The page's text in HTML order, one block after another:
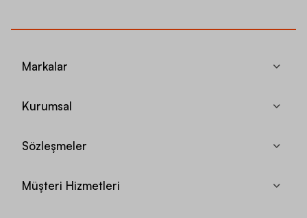
Markalar
Kurumsal
Sözleşmeler
Müşteri Hizmetleri